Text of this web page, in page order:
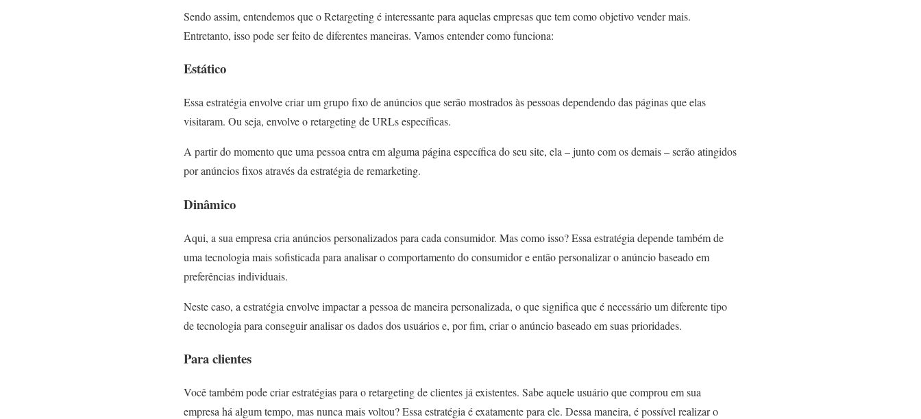
Sendo assim, entendemos que o Retargeting é interessante para aquelas empresas que tem como objetivo vender mais.
Entretanto, isso pode ser feito de diferentes maneiras. Vamos entender como funciona:
Estático
Essa estratégia envolve criar um grupo fixo de anúncios que serão mostrados às pessoas dependendo das páginas que elas
visitaram. Ou seja, envolve o retargeting de URLs específicas.
A partir do momento que uma pessoa entra em alguma página específica do seu site, ela – junto com os demais – serão atingidos
por anúncios fixos através da estratégia de remarketing.
Dinâmico
Aqui, a sua empresa cria anúncios personalizados para cada consumidor. Mas como isso? Essa estratégia depende também de
uma tecnologia mais sofisticada para analisar o comportamento do consumidor e então personalizar o anúncio baseado em
preferências individuais.
Neste caso, a estratégia envolve impactar a pessoa de maneira personalizada, o que significa que é necessário um diferente tipo
de tecnologia para conseguir analisar os dados dos usuários e, por fim, criar o anúncio baseado em suas prioridades.
Para clientes
Você também pode criar estratégias para o retargeting de clientes já existentes. Sabe aquele usuário que comprou em sua
empresa há algum tempo, mas nunca mais voltou? Essa estratégia é exatamente para ele. Dessa maneira, é possível realizar o